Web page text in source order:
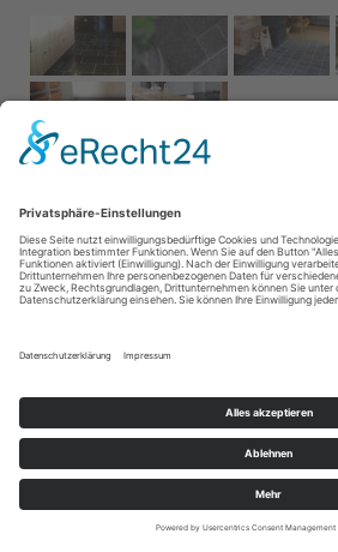
Impressum
AGB
Service
Cookie-Einstellungen Home Kontakt
© 2026 Naturstein Vonderhecken